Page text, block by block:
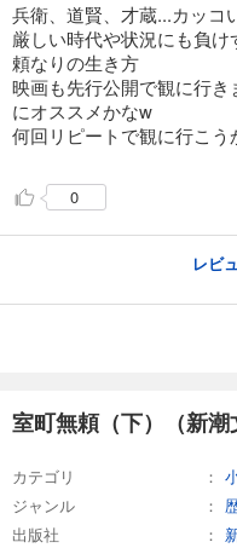
兵衛、道賢、才蔵...カッコ
厳しい時代や状況にも負
頼なりの生き方
映画も先行公開で観に行
にオススメかなw
何回リピートで観に行こう
0
レビ
室町無頼（下）（新
カテゴリ
ジャンル
出版社